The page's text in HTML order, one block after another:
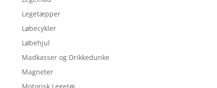
Legetæpper
Løbecykler
Løbehjul
Madkasser og Drikkedunke
Magneter